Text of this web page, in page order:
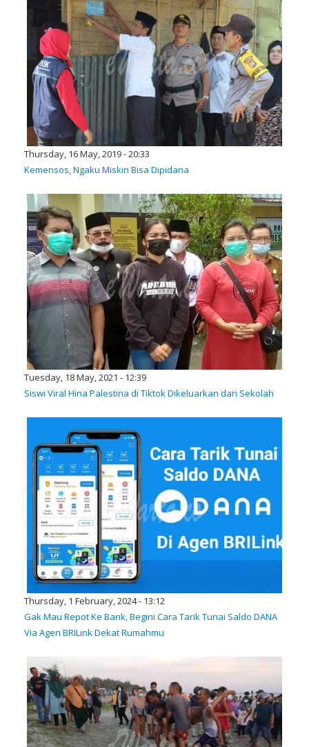
Thursday, 16 May, 2019 - 20:33
Kemensos, Ngaku Miskin Bisa Dipidana
Tuesday, 18 May, 2021 - 12:39
Siswi Viral Hina Palestina di Tiktok Dikeluarkan dari Sekolah
Thursday, 1 February, 2024 - 13:12
Gak Mau Repot Ke Bank, Begini Cara Tarik Tunai Saldo DANA
Via Agen BRILink Dekat Rumahmu